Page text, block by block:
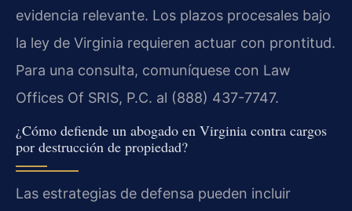
evidencia relevante. Los plazos procesales bajo
la ley de Virginia requieren actuar con prontitud.
Para una consulta, comuníquese con Law
Offices Of SRIS, P.C. al (888) 437-7747.
¿Cómo defiende un abogado en Virginia contra cargos
por destrucción de propiedad?
Las estrategias de defensa pueden incluir